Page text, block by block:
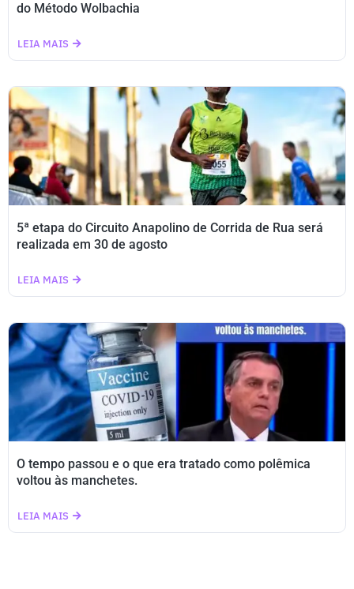
do Método Wolbachia
LEIA MAIS
5ª etapa do Circuito Anapolino de Corrida de Rua será
realizada em 30 de agosto
LEIA MAIS
O tempo passou e o que era tratado como polêmica
voltou às manchetes.
LEIA MAIS